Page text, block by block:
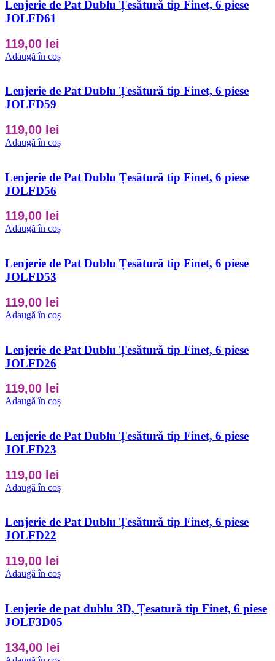
Lenjerie de Pat Dublu Țesătură tip Finet, 6 piese
JOLFD61
119,00 lei
Adaugă în coș
Lenjerie de Pat Dublu Țesătură tip Finet, 6 piese
JOLFD59
119,00 lei
Adaugă în coș
Lenjerie de Pat Dublu Țesătură tip Finet, 6 piese
JOLFD56
119,00 lei
Adaugă în coș
Lenjerie de Pat Dublu Țesătură tip Finet, 6 piese
JOLFD53
119,00 lei
Adaugă în coș
Lenjerie de Pat Dublu Țesătură tip Finet, 6 piese
JOLFD26
119,00 lei
Adaugă în coș
Lenjerie de Pat Dublu Țesătură tip Finet, 6 piese
JOLFD23
119,00 lei
Adaugă în coș
Lenjerie de Pat Dublu Țesătură tip Finet, 6 piese
JOLFD22
119,00 lei
Adaugă în coș
Lenjerie de pat dublu 3D, Țesatură tip Finet, 6 piese
JOLF3D05
134,00 lei